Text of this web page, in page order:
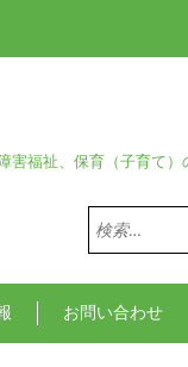
福祉、保育（子育て
検
索:
お問い合わせ